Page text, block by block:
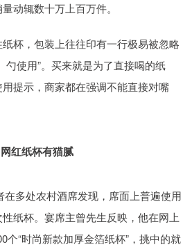
动辄数十万上百万件。
杯，包装上往往印有一行极易被忽略
勺使用”。买来就是为了直接喝的纸
提示，商家都在强调不能直接对嘴
网红纸杯有猫腻
在多处农村酒席发现，席面上普遍使用
纸杯。宴席主曾先生反映，他在网上
个“时尚新款加厚金箔纸杯”，挑中的就